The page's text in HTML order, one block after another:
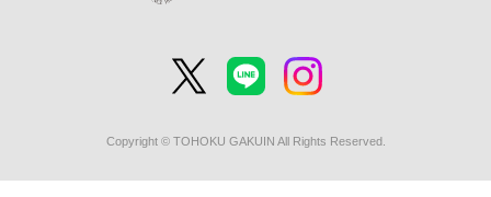
Copyright © TOHOKU GAKUIN All Rights Reserved.